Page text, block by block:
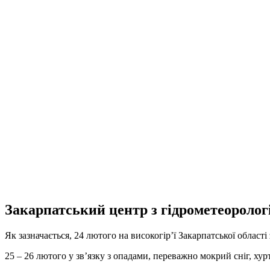
Закарпатський центр з
Як зазначається, 24 лютого на високогір’ї Закарпатської
25 – 26 лютого у зв’язку з опадами, переважно мокрий сніг,